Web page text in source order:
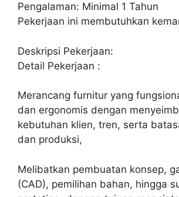
Pengalaman: Minimal 1 Tahun
Pekerjaan ini membutuhkan
Deskripsi Pekerjaan:
Detail Pekerjaan :
Merancang furnitur yang
dan ergonomis dengan
kebutuhan klien, tren, serta
dan produksi,
Melibatkan pembuatan konsep,
(CAD), pemilihan bahan, hingga